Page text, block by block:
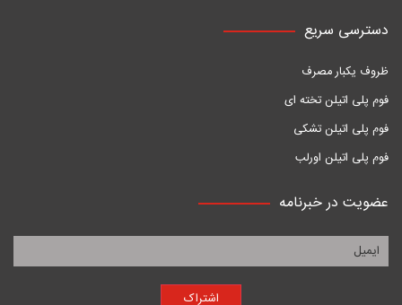
دسترسی سریع
ظروف یکبار مصرف
فوم پلی اتیلن تخته ای
فوم پلی اتیلن تشکی
فوم پلی اتیلن اورلب
عضویت در خبرنامه
اشتراک